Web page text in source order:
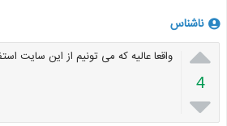
ناشناس

4

واقعا عالیه که می تونیم از این سایت